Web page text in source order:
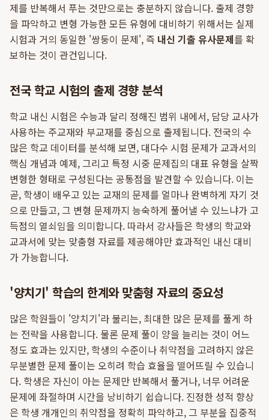
제를 반복해서 푸는 것만으로는 충분하지 않습니다. 출제 경향
을 파악하고 변형 가능한 모든 유형에 대비하기 위해서는 실제
시험과 거의 동일한 '쌍둥이 문제', 즉 내신 기출 유사문제를 확
보하는 것이 관건입니다.
전국 학교 시험의 출제 경향 분석
학교 내신 시험은 수능과 달리 정해진 범위 내에서, 담당 교사가
사용하는 주교재와 부교재를 중심으로 출제됩니다. 전국의 수
많은 학교 데이터를 분석해 보면, 대다수 시험 문제가 교과서의
핵심 개념과 예제, 그리고 특정 시중 문제집의 대표 유형을 살짝
변형한 형태로 구성된다는 공통점을 발견할 수 있습니다. 이는
곧, 학생이 배우고 있는 교재의 문제를 얼마나 완벽하게 자기 것
으로 만들고, 그 변형 문제까지 능숙하게 풀어낼 수 있느냐가 고
득점의 열쇠임을 의미합니다. 따라서 강사들은 학생의 학교와
교과서에 맞는 맞춤형 자료를 제공해야만 효과적인 내신 대비
가 가능합니다.
'양치기' 학습의 한계와 맞춤형 자료의 중요성
많은 학원들이 '양치기'라 불리는, 최대한 많은 문제를 풀게 하
는 전략을 사용합니다. 물론 문제 풀이 양을 늘리는 것이 어느
정도 효과는 있지만, 학생의 수준이나 취약점을 고려하지 않은
무분별한 문제 풀이는 오히려 학습 효율을 떨어뜨릴 수 있습니
다. 학생은 자신이 아는 문제만 반복해서 풀거나, 너무 어려운
문제에 좌절하며 시간을 낭비하기 쉽습니다. 진정한 성적 향상
은 학생 개개인의 취약점을 정확히 파악하고, 그 부분을 집중적